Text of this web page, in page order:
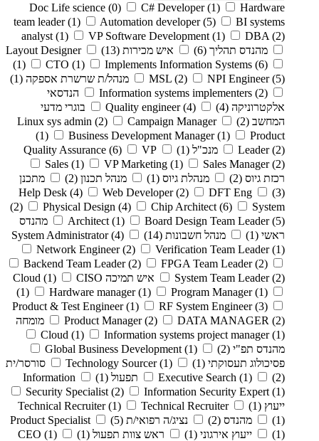
Doc Life science (0) C# Developer (1)
Hardware
team leader (1) Automation developer (5)
BI systems
analyst (1) VP Software Development (1) DBA (2)
מהנדס תהליך (6) איש מכירות (13)
Layout Designer
(1)
CTO (1) Implements Information Systems (6)
MSL (2) NPI Engineer (5) מנהל/ת שרשרת אספקה (1)
Information systems implementers (2)
הנדסאי
אלקטרוניקה (4)
Quality engineer (4)
בוגרי מדעי
המחשב (2)
Linux sys admin (2)
Campaign Manager
(1)
Business Development Manager (1)
Product
Leader (2) מנכ"ל (1)
Quality Assurance (6)
VP
Sales (1) VP Marketing (1) Sales Manager (2)
רכזת גיוס (2) מנהלת גיוס (1) מנהל תכנון (2)
מתכנן
(3)
Help Desk (4) Web Developer (2)
DFT Eng
(2)
Physical Design (4) Chip Architect (6)
System
Architect (1) Board Design Team Leader (5)
מהנדס
ראשי (1) מנהל חשבונות (14)
System Administrator (4)
Network Engineer (2) Verification Team Leader (1)
Backend Team Leader (2) FPGA Team Leader (2)
System Team Leader (2) איש תמיכה Cloud (1)
CISO
(1)
Hardware manager (1) Program Manager (1)
Product & Test Engineer (1) RF System Engineer (3)
Product Manager (2) DATA MANAGER (2)
מומחה
Cloud (1) Information systems project manager (1)
מהנדס תפ"י (2)
Global Business Development (1)
פסיכולוג תעסוקתי (1)
Technology Sourcer (1)
סורסר/ית
(2)
Executive Search (1) תפעול (1)
Information
Security Specialist (2) Information Security Expert (1)
ייעוץ (1)
Technical Recruiter (1)
Technical Recruiter
(1)
מהנדס (2) נציג/ה רפואי/ת (5)
Product Specialist
(1)
ייעוץ אירגוני (1) ראש צוות תפעול (1)
CEO (1)